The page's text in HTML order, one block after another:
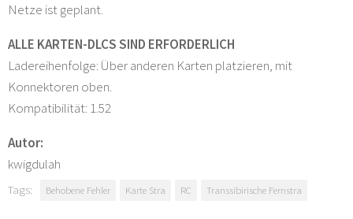
Netze ist geplant.
ALLE KARTEN-DLCS SIND ERFORDERLICH
Ladereihenfolge: Über anderen Karten platzieren, mit
Konnektoren oben.
Kompatibilität: 1.52
Autor:
kwigdulah
Tags: Behobene Fehler Karte Stra RC Transsibirische Fernstra